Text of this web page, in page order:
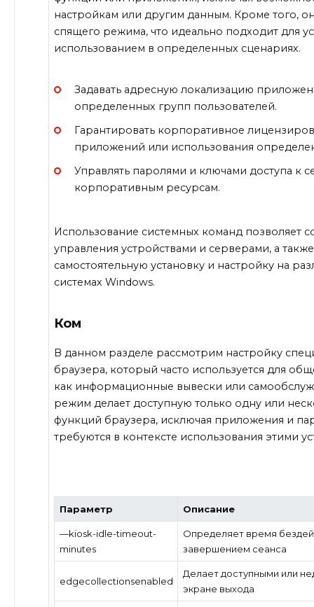
настройкам или другим данным. Кроме того,
спящего режима, что идеально подходит для
использованием в определенных сценариях.
Задавать адресную локализацию
определенных групп пользователей.
Гарантировать корпоративное
приложений или использования
Управлять паролями и ключами доступа к
корпоративным ресурсам.
Использование системных команд позволяет
управления устройствами и серверами, а
самостоятельную установку и настройку на
системах Windows.
Ком
В данном разделе рассмотрим настройку
браузера, который часто используется для
как информационные вывески или
режим делает доступную только одну или
функций браузера, исключая приложения и
требуются в контексте использования этими
Параметр Описание
—kiosk-idle-timeout-
minutes
Определяет время
завершением сеанса
edgecollectionsenabled
Делает доступными или
экране выхода